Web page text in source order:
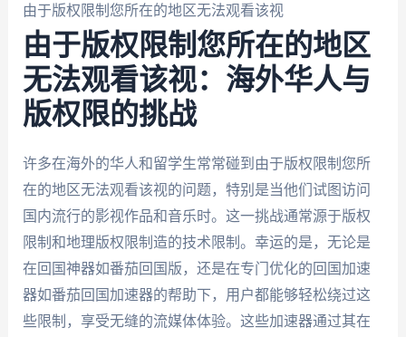
由于版权限制您所在的地区无法观看该视
由于版权限制您所在的地区
无法观看该视：海外华人与
版权限的挑战
许多在海外的华人和留学生常常碰到由于版权限制您所
在的地区无法观看该视的问题，特别是当他们试图访问
国内流行的影视作品和音乐时。这一挑战通常源于版权
限制和地理版权限制造的技术限制。幸运的是，无论是
在回国神器如番茄回国版，还是在专门优化的回国加速
器如番茄回国加速器的帮助下，用户都能够轻松绕过这
些限制，享受无缝的流媒体体验。这些加速器通过其在